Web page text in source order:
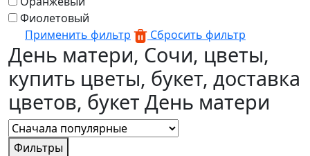
Фиолетовый
Применить фильтр
Сбросить фильтр
День матери, Сочи, цветы,
купить цветы, букет, доставка
цветов, букет День матери
Фильтры